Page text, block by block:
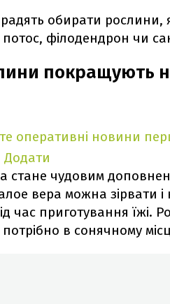
обирати рослини,
філодендрон чи
покращують
оперативні новини
Додати
стане чудовим
вера можна зірвати
час приготування їжі.
в сонячному